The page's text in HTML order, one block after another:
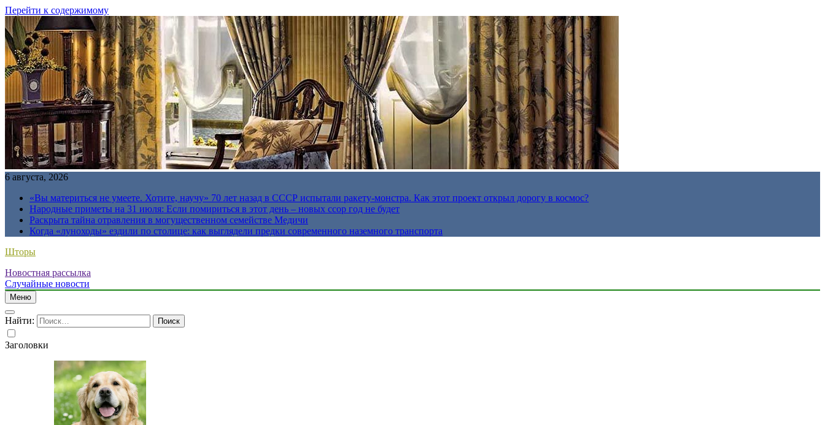
Перейти к содержимому
6 августа, 2026
«Вы материться не умеете. Хотите, научу» 70 лет назад в СССР испытали ракету-монстра. Как этот проект открыл дорогу в космос?
Народные приметы на 31 июля: Если помириться в этот день – новых ссор год не будет
Раскрыта тайна отравления в могущественном семействе Медичи
Когда «луноходы» ездили по столице: как выглядели предки современного наземного транспорта
Шторы
Новостная рассылка
Случайные новости
Меню
Найти:
Заголовки